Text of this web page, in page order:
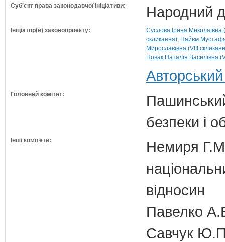
Суб'єкт права законодавчої ініціативи: Народний
Ініціатор(и) законопроекту:
Суслова Ірина Миколаївна
скликання) Найєм
Мирославівна (VIII
Новак Наталія Василівна
Головний комітет:
безпеки і
Інші комітети:
Немиря
відносин
Павелко
Савчук Ю.П.